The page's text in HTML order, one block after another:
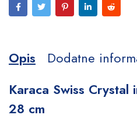
Opis
Dodatne
Karaca Swiss
28 cm